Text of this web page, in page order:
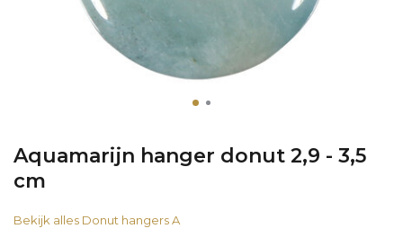
Aquamarijn hanger donut 2,9 - 3,5
cm
Bekijk alles Donut hangers A